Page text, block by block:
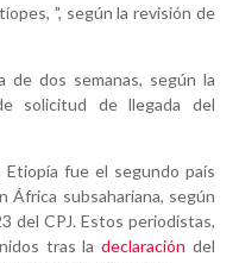
", según la revisión de
de dos semanas, según la
solicitud de llegada del
Etiopía fue el segundo país
África subsahariana, según
del CPJ. Estos periodistas,
tras la declaración del